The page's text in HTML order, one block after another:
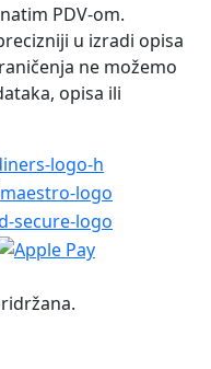
PDV-om.
u izradi opisa
ne možemo
opisa ili